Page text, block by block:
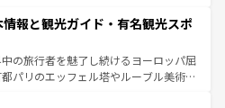
アで、忘れられない旅をしてみよう！
ア情報は
では、情熱的なフラメンコ、熱気あふ
味しいタパスが生活の一部となってい
の洗練された雰囲気や、バルセロナの
から、地方では古代ローマ遺跡や中世
風土や気候が異なるスペインはその個
報と観光ガイド・有名観光スポ
の旅行者を魅了し続けるヨーロッパ屈
パリのエッフェル塔やルーブル美術館